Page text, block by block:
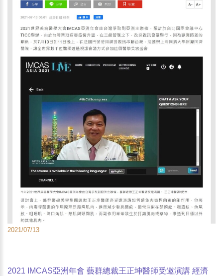
2021/07/13
2021 IMCAS亞洲年會 藝群總裁王正坤醫師受邀演講 經濟